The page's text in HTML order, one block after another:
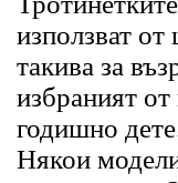
използват
такива за
избраният
годишно
Някои